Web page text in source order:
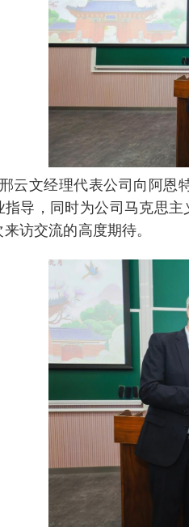
云文经理代表公司向阿恩
指导，同时为公司马克思
访交流的高度期待。